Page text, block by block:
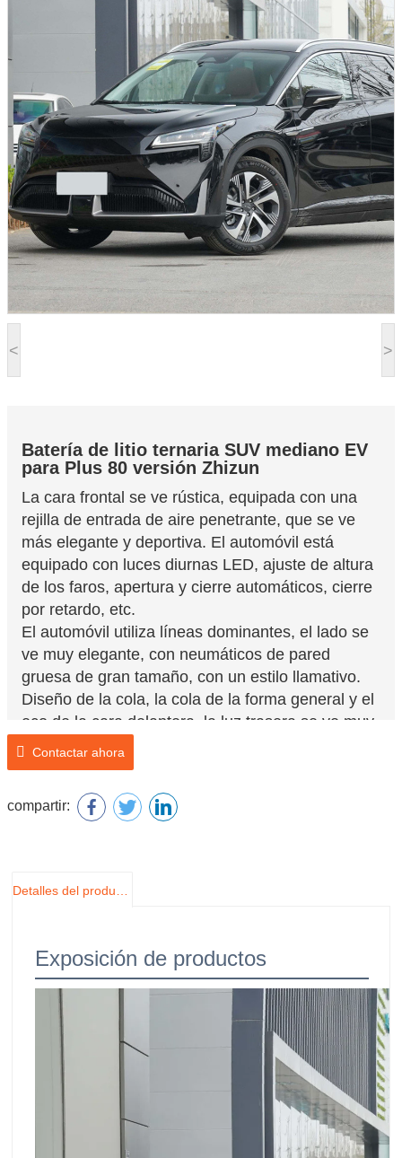
< >
Batería de litio ternariaSUV mediano EV
para Plus 80 versión Zhizun
La cara frontal se ve rústica, equipada con una
rejilla de entrada de aire penetrante, que se ve
más elegante y deportiva. El automóvil está
equipado con luces diurnas LED, ajuste de altura
de los faros, apertura y cierre automáticos, cierre
por retardo, etc.
El automóvil utiliza líneas dominantes, el lado se
ve muy elegante, con neumáticos de pared
gruesa de gran tamaño, con un estilo llamativo.
Diseño de la cola, la cola de la forma general y el
eco de la cara delantera, la luz trasera se ve muy
sólida, la forma es profunda y elegante.
Contactar ahora
compartir:
Exposición de productos